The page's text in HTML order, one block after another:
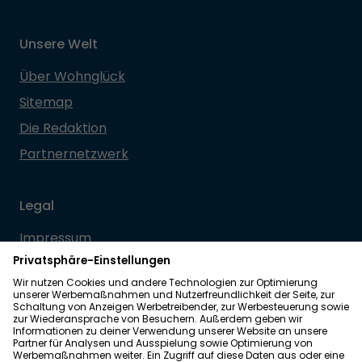
Unsere Welt
Über Wohnglück
Sitemap
Die Redaktion
Partnernetzwerk
Legal
Impressum
Datenschutz
Allgemeine Geschäftsbedingungen
Barrierefreiheit